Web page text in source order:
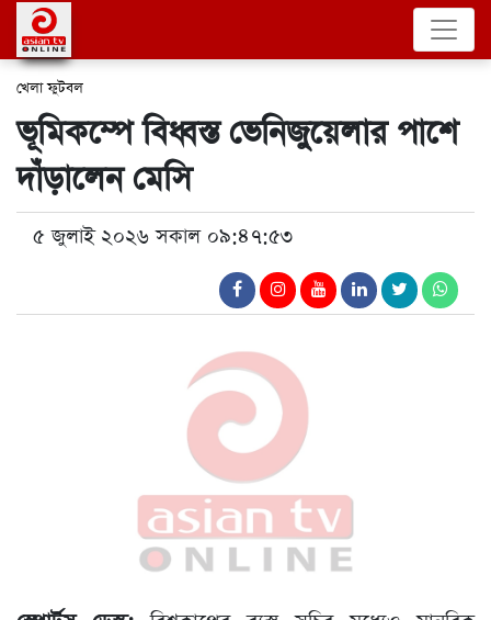
খেলা ফুটবল
ভূমিকম্পে বিধ্বস্ত ভেনিজুয়েলার পাশে
দাঁড়ালেন মেসি
৫ জুলাই ২০২৬ সকাল ০৯:৪৭:৫৩